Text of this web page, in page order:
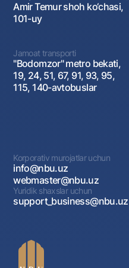
Amir Temur shoh ko‘chasi,
101-uy
Jamoat transporti
"Bodomzor" metro bekati,
19, 24, 51, 67, 91, 93, 95,
115, 140-avtobuslar
Korporativ murojatlar uchun
info@nbu.uz
webmaster@nbu.uz
Yuridik shaxslar uchun
support_business@nbu.uz